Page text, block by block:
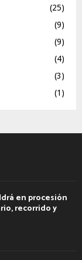
(25)
(9)
(9)
(4)
(3)
(1)
en procesión
recorrido y